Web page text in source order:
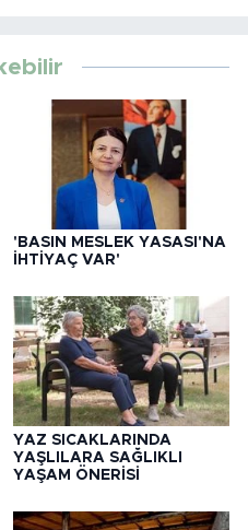
'BASIN MESLEK YASASI'NA
İHTİYAÇ VAR'
YAZ SICAKLARINDA
YAŞLILARA SAĞLIKLI
YAŞAM ÖNERİSİ